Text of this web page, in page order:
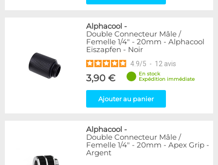
Alphacool -
Double Connecteur Mâle /
Femelle 1/4" - 20mm - Alphacool
Eiszapfen - Noir
4.9/5 - 12 avis
3,90 €
En stock
Expédition immédiate
Ajouter au panier
Alphacool -
Double Connecteur Mâle /
Femelle 1/4" - 20mm - Apex Grip -
Argent